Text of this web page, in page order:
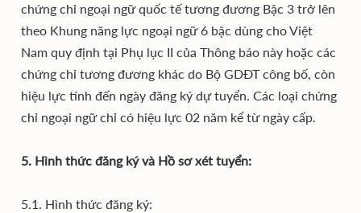
chứng chỉ ngoại ngữ quốc tế tương đương Bậc 3 trở lên
theo Khung năng lực ngoại ngữ 6 bậc dùng cho Việt
Nam quy định tại Phụ lục II của Thông báo này hoặc các
chứng chỉ tương đương khác do Bộ GDĐT công bố, còn
hiệu lực tính đến ngày đăng ký dự tuyển. Các loại chứng
chỉ ngoại ngữ chỉ có hiệu lực 02 năm kể từ ngày cấp.
5. Hình thức đăng ký và Hồ sơ xét tuyển:
5.1. Hình thức đăng ký: